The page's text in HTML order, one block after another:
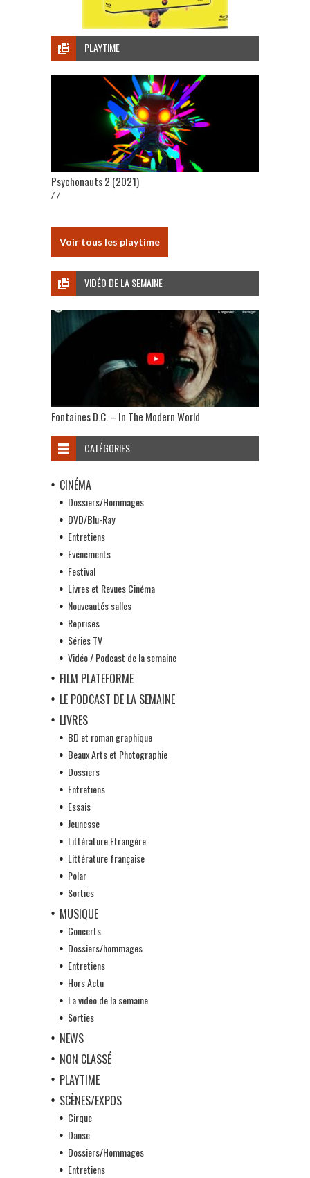
PLAYTIME
Psychonauts 2 (2021)
/ /
Voir tous les playtime
VIDÉO DE LA SEMAINE
Fontaines D.C. – In The Modern World
CATÉGORIES
CINÉMA
Dossiers/Hommages
DVD/Blu-Ray
Entretiens
Evénements
Festival
Livres et Revues Cinéma
Nouveautés salles
Reprises
Séries TV
Vidéo / Podcast de la semaine
FILM PLATEFORME
LE PODCAST DE LA SEMAINE
LIVRES
BD et roman graphique
Beaux Arts et Photographie
Dossiers
Entretiens
Essais
Jeunesse
Littérature Etrangère
Littérature française
Polar
Sorties
MUSIQUE
Concerts
Dossiers/hommages
Entretiens
Hors Actu
La vidéo de la semaine
Sorties
NEWS
NON CLASSÉ
PLAYTIME
SCÈNES/EXPOS
Cirque
Danse
Dossiers/Hommages
Entretiens